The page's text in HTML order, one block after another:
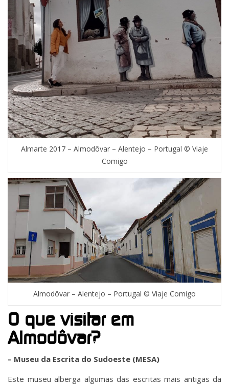
Almarte 2017 – Almodôvar – Alentejo – Portugal © Viaje
Comigo
Almodôvar – Alentejo – Portugal © Viaje Comigo
O que visitar em
Almodôvar?
– Museu da Escrita do Sudoeste (MESA)
Este museu alberga algumas das escritas mais antigas da